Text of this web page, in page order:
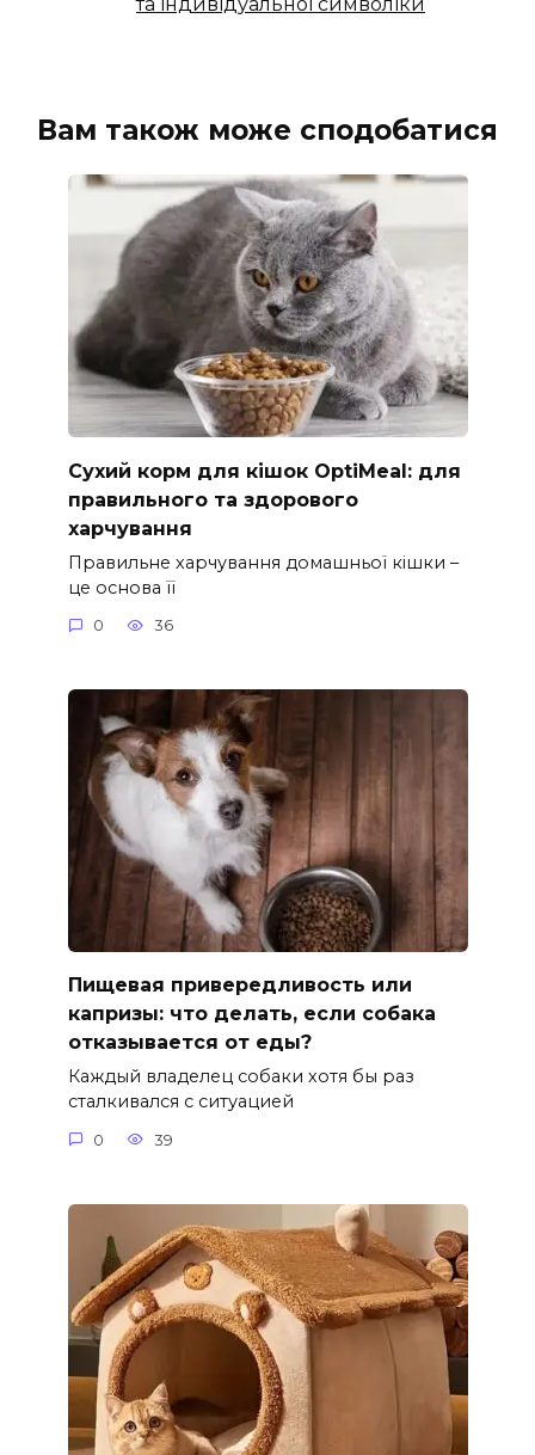
Вам також може сподобатися
Сухий корм для кішок OptiMeal: для
правильного та здорового
харчування
Правильне харчування домашньої кішки –
це основа її
0 36
Пищевая привередливость или
капризы: что делать, если собака
отказывается от еды?
Каждый владелец собаки хотя бы раз
сталкивался с ситуацией
0 39